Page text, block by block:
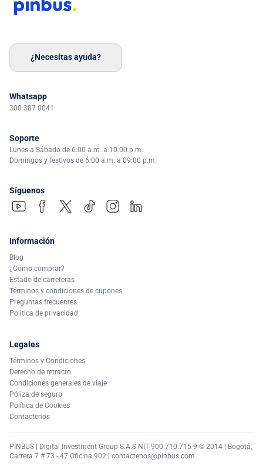
¿Necesitas ayuda?
Whatsapp
300 387 0041
Soporte
Lunes a Sábado de 6:00 a.m. a 10:00 p.m.
Domingos y festivos de 6:00 a.m. a 09:00 p.m.
Síguenos
Información
Blog
¿Cómo comprar?
Estado de carreteras
Términos y condiciones de cupones
Preguntas frecuentes
Política de privacidad
Legales
Términos y Condiciones
Derecho de retracto
Condiciones generales de viaje
Póliza de seguro
Política de Cookies
Contactenos
PINBUS | Digital Investment Group S.A.S NIT 900.710.715-9 © 2014 | Bogotá,
Carrera 7 # 73 - 47 Oficina 902 | contactenos@pinbus.com